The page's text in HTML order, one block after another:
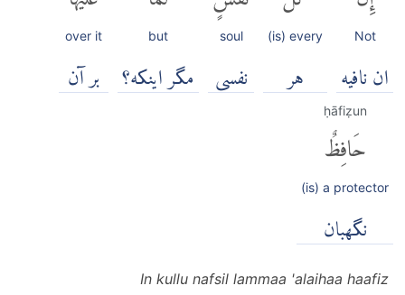
Not
ان نافیه
(is) every
هر
soul
نفسی
but
مگر اینکه؟
over it
بر آن
ḥāfiẓun
حَافِظٌ
(is) a protector
نگهبان
In kullu nafsil lammaa 'alaihaa haafiz